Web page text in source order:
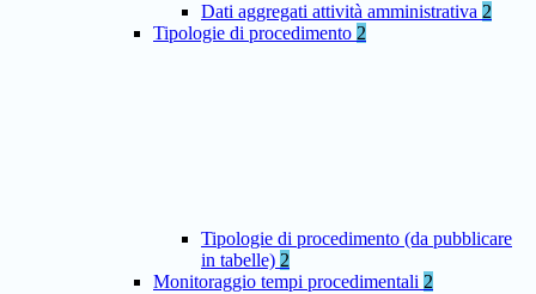
Dati aggregati attività amministrativa 2
Tipologie di procedimento 2
Tipologie di procedimento (da pubblicare
in tabelle) 2
Monitoraggio tempi procedimentali 2